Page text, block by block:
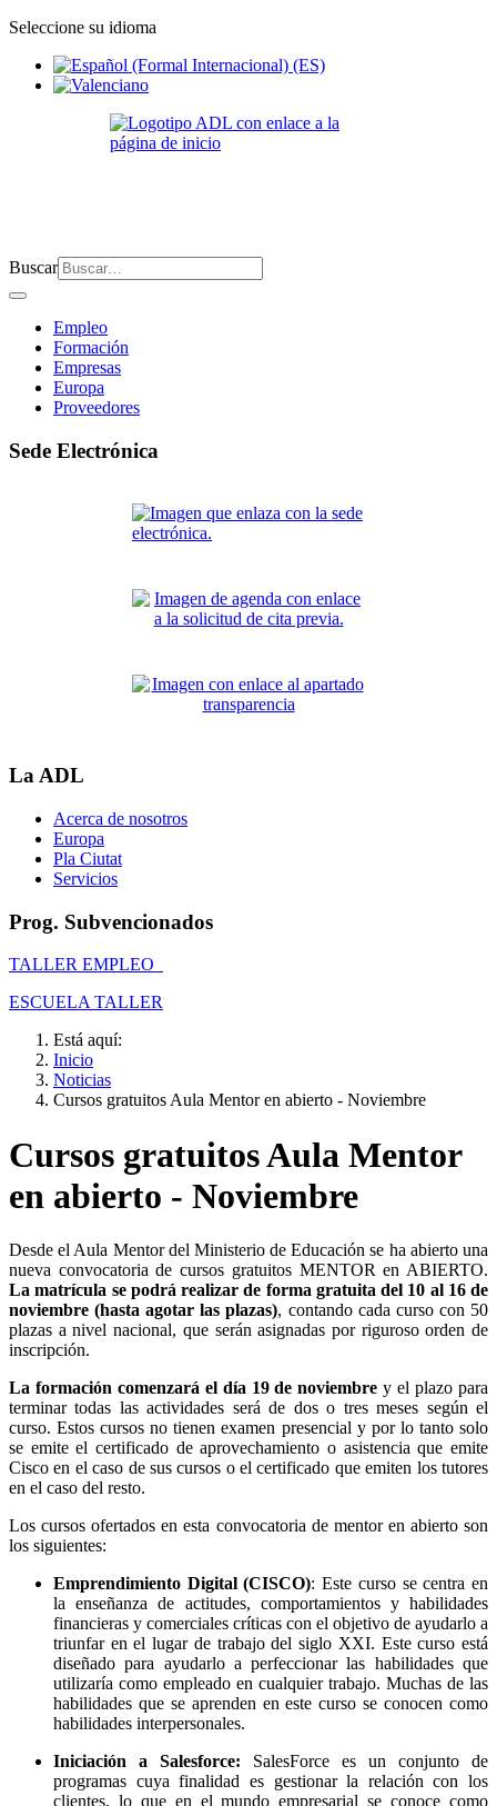
Seleccione su idioma
Buscar
Empleo
Formación
Empresas
Europa
Proveedores
Sede Electrónica
La ADL
Acerca de nosotros
Europa
Pla Ciutat
Servicios
Prog. Subvencionados
TALLER EMPLEO
ESCUELA TALLER
Está aquí:
Inicio
Noticias
Cursos gratuitos Aula Mentor en abierto - Noviembre
Cursos gratuitos Aula Mentor
en abierto - Noviembre
Desde el Aula Mentor del Ministerio de Educación se ha abierto una
nueva convocatoria de cursos gratuitos MENTOR en ABIERTO.
La matrícula se podrá realizar de forma gratuita del 10 al 16 de
noviembre (hasta agotar las plazas), contando cada curso con 50
plazas a nivel nacional, que serán asignadas por riguroso orden de
inscripción.
La formación comenzará el día 19 de noviembre y el plazo para
terminar todas las actividades será de dos o tres meses según el
curso. Estos cursos no tienen examen presencial y por lo tanto solo
se emite el certificado de aprovechamiento o asistencia que emite
Cisco en el caso de sus cursos o el certificado que emiten los tutores
en el caso del resto.
Los cursos ofertados en esta convocatoria de mentor en abierto son
los siguientes:
Emprendimiento Digital (CISCO): Este curso se centra en
la enseñanza de actitudes, comportamientos y habilidades
financieras y comerciales críticas con el objetivo de ayudarlo a
triunfar en el lugar de trabajo del siglo XXI. Este curso está
diseñado para ayudarlo a perfeccionar las habilidades que
utilizaría como empleado en cualquier trabajo. Muchas de las
habilidades que se aprenden en este curso se conocen como
habilidades interpersonales.
Iniciación a Salesforce: SalesForce es un conjunto de
programas cuya finalidad es gestionar la relación con los
clientes, lo que en el mundo empresarial se conoce como